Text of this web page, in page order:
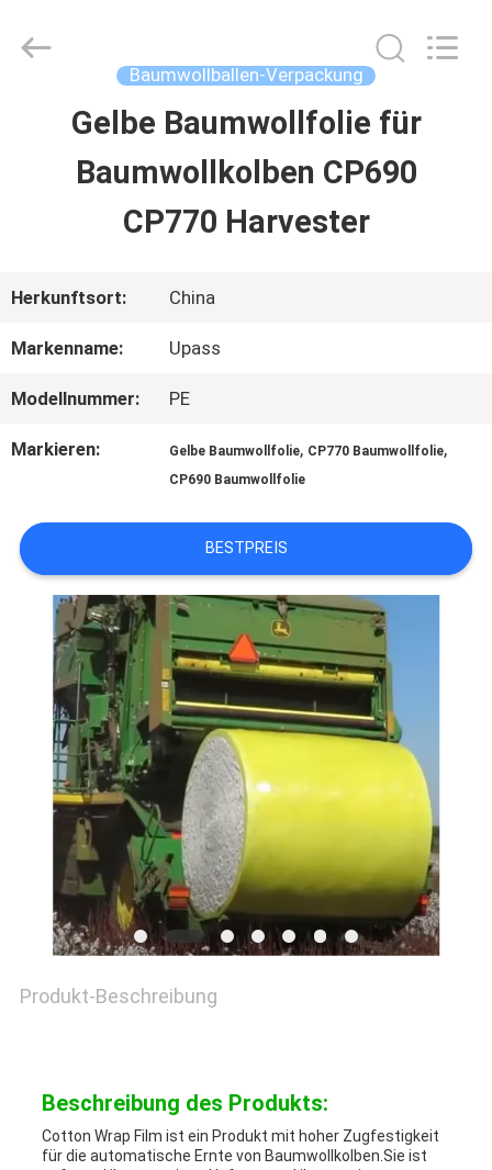
HAUSE
VIDEOS
SHOW
ÜBER
UNS
WERKSBESICHTIGUNG
QUALITÄTSKONTROLLE
KONTAKT
UNS
RECHTSSACHEN
Technology
(Shanghai)
Baumwollballen-Verpackung
Gelbe Baumwollfolie für
Baumwollkolben CP690
CP770 Harvester
Herkunftsort: China
Markenname: Upass
Modellnummer: PE
Markieren: Gelbe Baumwollfolie, CP770 Baumwollfolie,
CP690 Baumwollfolie
BESTPREIS
Produkt-Beschreibung
Beschreibung des Produkts:
Cotton Wrap Film ist ein Produkt mit hoher Zugfestigkeit
für die automatische Ernte von Baumwollkolben.Sie ist